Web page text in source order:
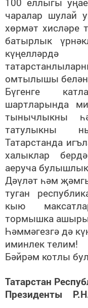
чаралар шулай
хөрмәт хисләре
батырлык
омтылышы белән
Бүгенге
шартларында
тынычлыкны
татулыкны
Татарстанда
халыклар
аеруча
Дәүләт һәм
туган
кыю
тормышка
Һәммәгезгә дә
иминлек телим!
Бәйрәм котлы
Татарстан
Президенты